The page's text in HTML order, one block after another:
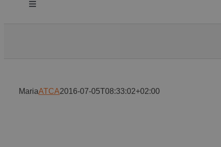
Toggle
Programe
MariaATCA2016-07-05T08:33:02+02:00